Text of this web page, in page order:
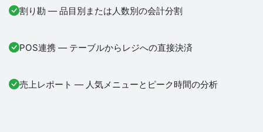
割り勘 — 品目別または人数別の会計分割
POS連携 — テーブルからレジへの直接決済
売上レポート — 人気メニューとピーク時間の分析